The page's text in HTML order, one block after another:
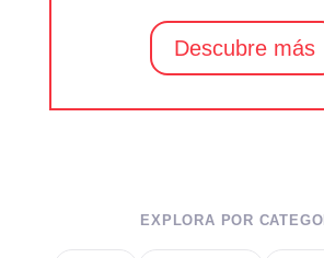
Descubre más
EXPLORA POR